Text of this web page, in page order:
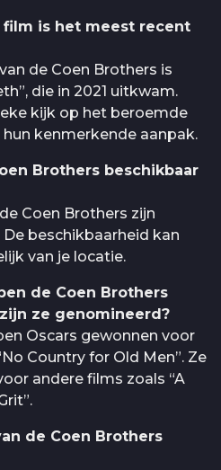
film is het meest recent
de Coen Brothers is
die in 2021 uitkwam.
kijk op het beroemde
kenmerkende aanpak.
Brothers beschikbaar
Coen Brothers zijn
beschikbaarheid kan
van je locatie.
de Coen Brothers
ze genomineerd?
Oscars gewonnen voor
Country for Old Men”. Ze
andere films zoals “A
de Coen Brothers